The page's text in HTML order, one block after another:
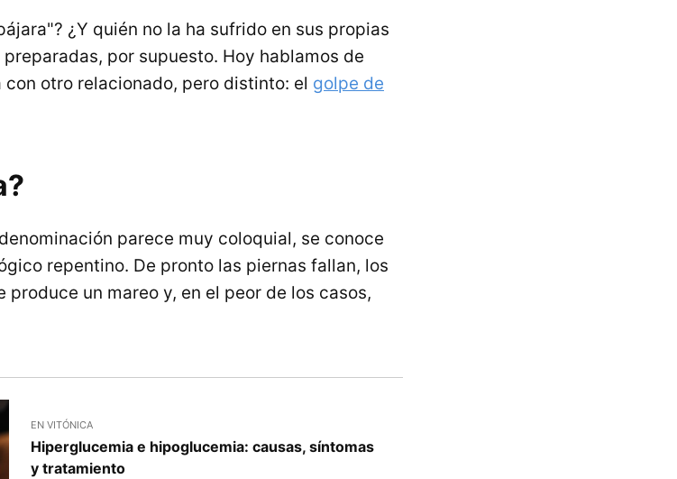
¿Y quién no la ha sufrido en sus propias
por supuesto. Hoy hablamos de
otro relacionado, pero distinto: el golpe de
parece muy coloquial, se conoce
repentino. De pronto las piernas fallan, los
produce un mareo y, en el peor de los casos,
EN VITÓNICA
Hiperglucemia e hipoglucemia: causas, síntomas
y tratamiento